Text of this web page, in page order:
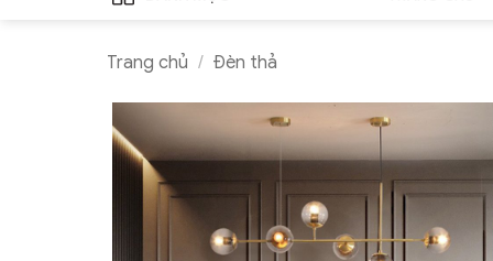
Trang chủ / Đèn thả